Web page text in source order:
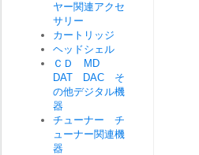
ヤー関連アクセ
サリー
カートリッジ
ヘッドシェル
ＣＤ MD
DAT DAC そ
の他デジタル機
器
チューナー チ
ューナー関連機
器